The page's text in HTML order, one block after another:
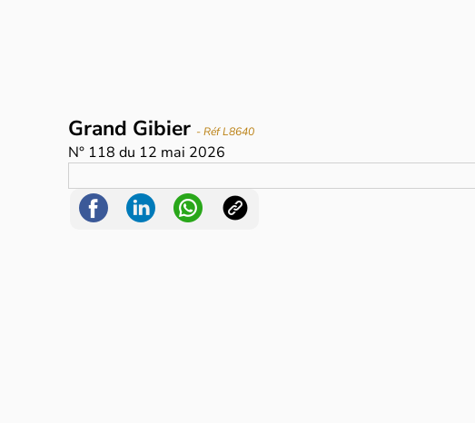
Grand Gibier - Réf L8640
N° 118 du 12 mai 2026